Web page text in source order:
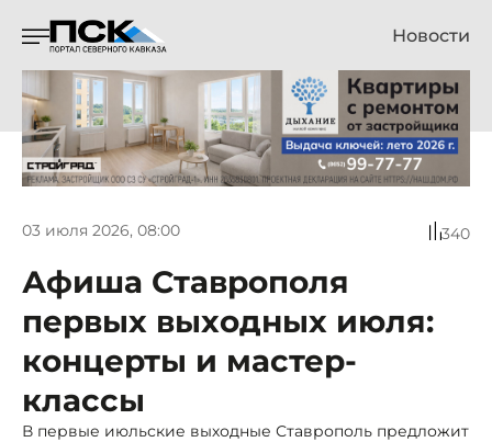
Новости
03 июля 2026, 08:00 340
Афиша Ставрополя
первых выходных июля:
концерты и мастер-
классы
В первые июльские выходные Ставрополь предложит